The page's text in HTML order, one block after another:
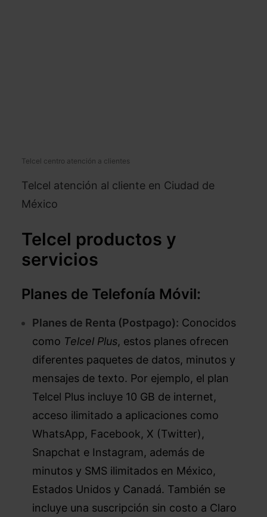
Telcel centro atención a clientes
Telcel atención al cliente en Ciudad de
México
Telcel productos y
servicios
Planes de Telefonía Móvil:
Planes de Renta (Postpago): Conocidos
como Telcel Plus, estos planes ofrecen
diferentes paquetes de datos, minutos y
mensajes de texto. Por ejemplo, el plan
Telcel Plus incluye 10 GB de internet,
acceso ilimitado a aplicaciones como
WhatsApp, Facebook, X (Twitter),
Snapchat e Instagram, además de
minutos y SMS ilimitados en México,
Estados Unidos y Canadá. También se
incluye una suscripción sin costo a Claro